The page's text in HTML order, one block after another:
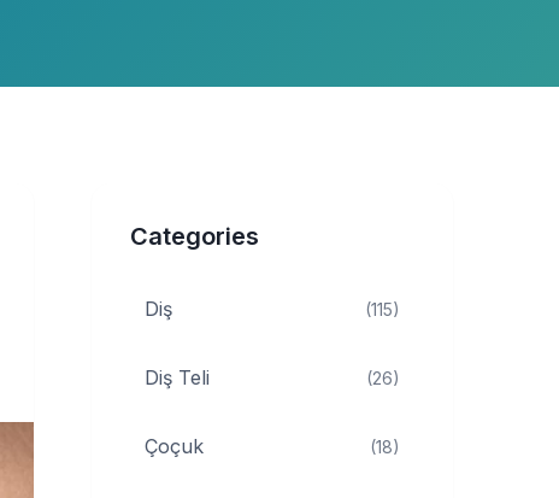
Categories
Diş (115)
Diş Teli (26)
Çoçuk (18)